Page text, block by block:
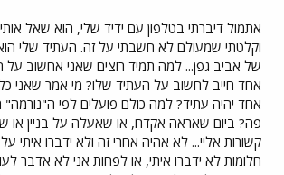
אתמול דיברתי בטלפון עם ידיד שלי, הוא שאל
וקלטתי שמעולם לא חשבתי על זה. העתיד שלי
של אביב גפן... למה תמיד רוצים שאני אחשוב
אחד חייב לחשוב על העתיד שלו? מי אמר שאני
אחד יהיה עתיד? למה כולם פועלים לפי ה"נורמה"
פה? ביום שאראה אקדח, או שאעלה על בניין או
קשורות אליי... לא אהיה אחרי זה ולא ידברו איתי
חלומות לא ידברו איתי, או לפחות אני לא אדבר